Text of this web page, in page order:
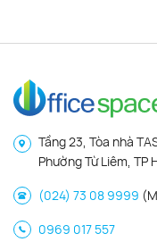
Tầng 23, Tòa nhà
Phường Từ Liêm, TP
(024) 73 08 9999
0969 017 557